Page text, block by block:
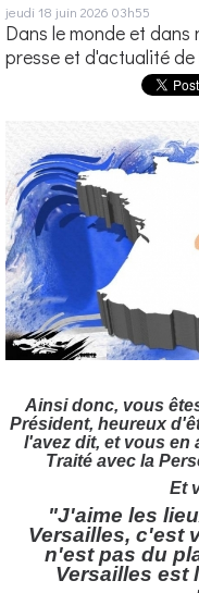
jeudi 18 juin 2026 03h55
Dans le monde et
presse et d'actualité
Ainsi donc, vous
Président, heureux
l'avez dit, et vous en
Traité avec la
Et
"J'aime les
Versailles, c'est
n'est pas du
Versailles est